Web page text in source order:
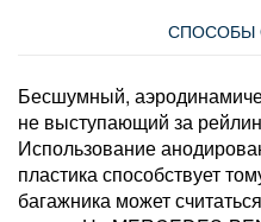
СПОСОБЫ
Бесшумный,
не выступающий за
Использование
пластика способствует
багажника может